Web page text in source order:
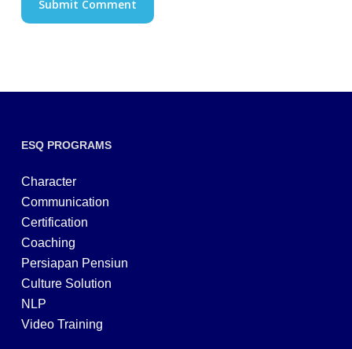
ESQ PROGRAMS
Character
Communication
Certification
Coaching
Persiapan Pensiun
Culture Solution
NLP
Video Training